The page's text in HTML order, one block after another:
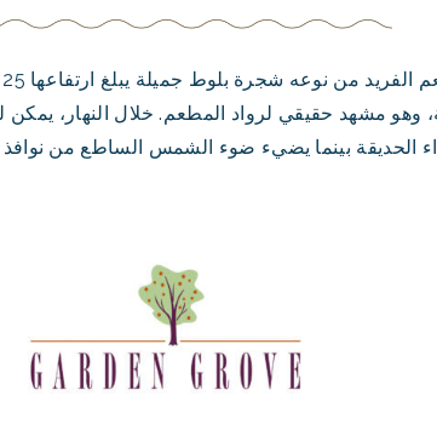
وهو مشهد حقيقي لرواد المطعم. خلال النهار، يمكن
الحديقة بينما يضيء ضوء الشمس الساطع من نوافذ